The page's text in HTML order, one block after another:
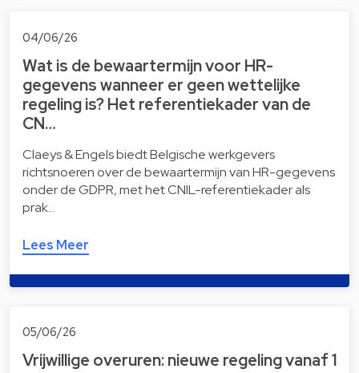
04/06/26
Wat is de bewaartermijn voor HR-
gegevens wanneer er geen wettelijke
regeling is? Het referentiekader van de
CN…
Claeys & Engels biedt Belgische werkgevers
richtsnoeren over de bewaartermijn van HR-gegevens
onder de GDPR, met het CNIL-referentiekader als
prak…
Lees Meer
05/06/26
Vrijwillige overuren: nieuwe regeling vanaf 1